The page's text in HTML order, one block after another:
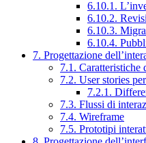
6.10.1.
6.10.2.
6.10.3.
6.10.4.
7. Progettazione
7.1. Caratteristiche
7.2. User stories
7.2.1.
7.3. Flussi di
7.4. Wireframe
7.5. Prototipi